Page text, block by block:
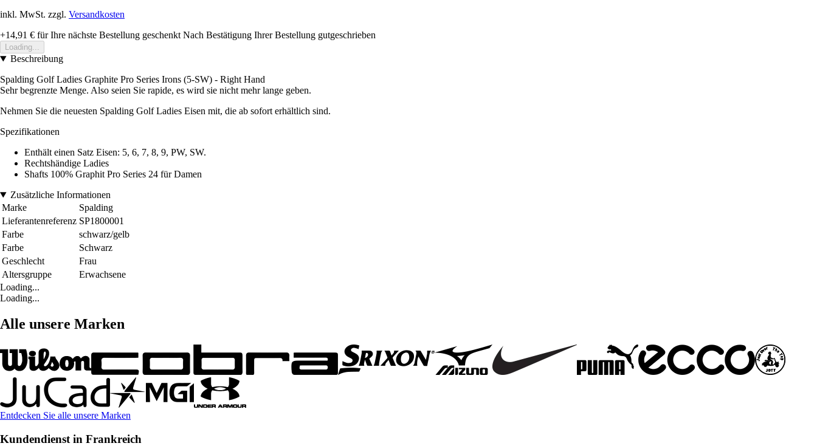
inkl. MwSt. zzgl. Versandkosten
+14,91 € für Ihre nächste Bestellung geschenkt Nach Bestätigung Ihrer Bestellung gutgeschrieben
Loading...
Beschreibung
Spalding Golf Ladies Graphite Pro Series Irons (5-SW) - Right Hand
Sehr begrenzte Menge. Also seien Sie rapide, es wird sie nicht mehr lange geben.
Nehmen Sie die neuesten Spalding Golf Ladies Eisen mit, die ab sofort erhältlich sind.
Spezifikationen
Enthält einen Satz Eisen: 5, 6, 7, 8, 9, PW, SW.
Rechtshändige Ladies
Shafts 100% Graphit Pro Series 24 für Damen
Zusätzliche Informationen
Marke
Spalding
Lieferantenreferenz SP1800001
Farbe
schwarz/gelb
Farbe
Schwarz
Geschlecht
Frau
Altersgruppe
Erwachsene
Loading...
Loading...
Alle unsere Marken
Entdecken Sie alle unsere Marken
Kundendienst in Frankreich